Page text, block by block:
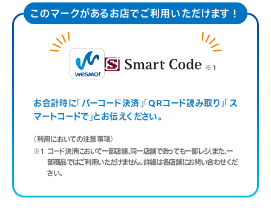
このマークがあるお店でご利用いただけます！
お会計時に「バーコード決済」「QRコード読み取り」「ス
マートコードで」とお伝えください。
（利用においての注意事項）
※1 コード決済において一部店舗、同一店舗であっても一部レジ、また、一
部商品ではご利用いただけません。詳細は各店舗にお問い合わせくだ
さい。